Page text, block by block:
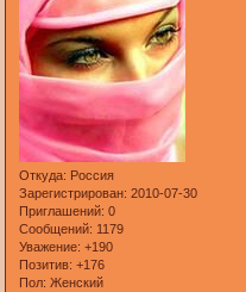
Откуда: Россия
Зарегистрирован: 2010-07-30
Приглашений: 0
Сообщений: 1179
Уважение: +190
Позитив: +176
Пол: Женский